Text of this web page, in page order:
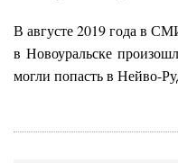
В августе 2019 года в
в Новоуральске
могли попасть в Нейво-